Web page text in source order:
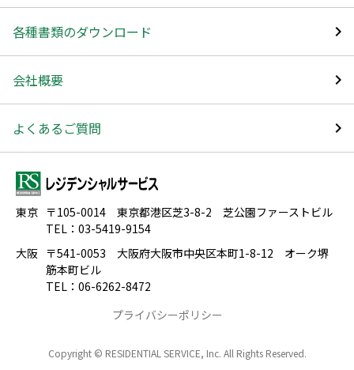
各種書類のダウンロード
会社概要
よくあるご質問
東京 〒105-0014 東京都港区芝3-8-2 芝公園ファーストビル
TEL：03-5419-9154
大阪 〒541-0053 大阪府大阪市中央区本町1-8-12 オーク堺
筋本町ビル
TEL：06-6262-8472
プライバシーポリシー
Copyright © RESIDENTIAL SERVICE, Inc. All Rights Reserved.